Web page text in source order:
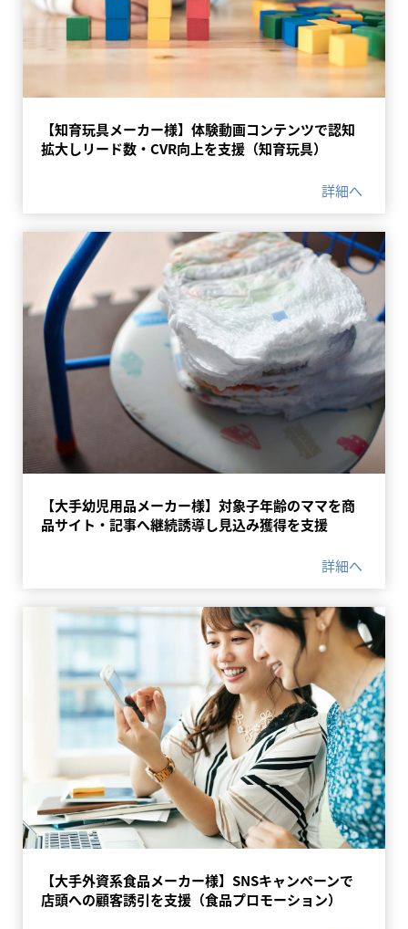
【知育玩具メーカー様】体験動画コンテンツで認知
拡大しリード数・CVR向上を支援（知育玩具）
詳細へ
【大手幼児用品メーカー様】対象子年齢のママを商
品サイト・記事へ継続誘導し見込み獲得を支援
詳細へ
【大手外資系食品メーカー様】SNSキャンペーンで
店頭への顧客誘引を支援（食品プロモーション）